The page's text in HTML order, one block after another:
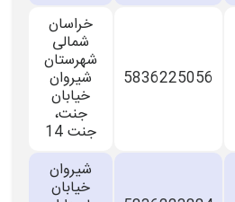
5836225056
خراسان
شمالی
شهرستان
شیروان
خیابان
جنت،
جنت 14
شیروان
خیابان